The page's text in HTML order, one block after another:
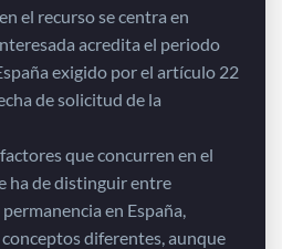
el recurso se centra en
acredita el periodo
exigido por el artículo 22
de solicitud de la
que concurren en el
ha de distinguir entre
en España,
diferentes, aunque